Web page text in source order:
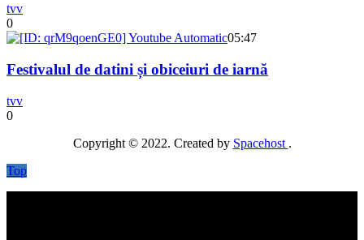
tvv
0
05:47
Festivalul de datini și obiceiuri de iarnă
tvv
0
Copyright © 2022. Created by Spacehost .
Top